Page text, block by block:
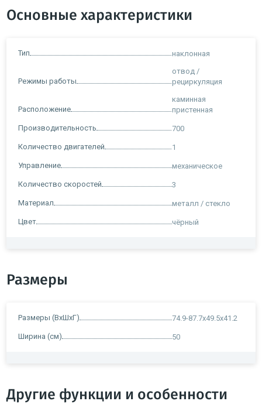
Основные характеристики
Тип наклонная
Режимы работы
отвод /
рециркуляция
Расположение
каминная
пристенная
Производительность 700
Количество двигателей 1
Управление механическое
Количество скоростей 3
Материал металл / стекло
Цвет чёрный
Размеры
Размеры (ВхШхГ) 74.9-87.7x49.5x41.2
Ширина (см) 50
Другие функции и особенности